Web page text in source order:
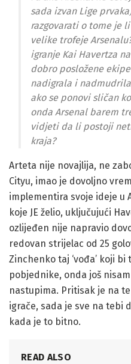
sada izvan Lige
razgovarati o tome je
velike trofeje
igranje Kai Havertza
dobro posložene
nadigrala i
ako se ponovi sličan
onda Arsenal barem
vidjeti da li postoji
kraja?
Arteta nije novajlija, ne
Cityu, imao je dovoljno
implementira svoje ideje u
koje JE želio, uključujući
ozlijeđen nije napravio
redovan strijelac od 25
Zinchenko taj ‘vođa’ koji
pobjednike, onda još
nastupima. Pritisak je na
igrače, sada je sve na tebi
kada je to bitno.
READ ALSO